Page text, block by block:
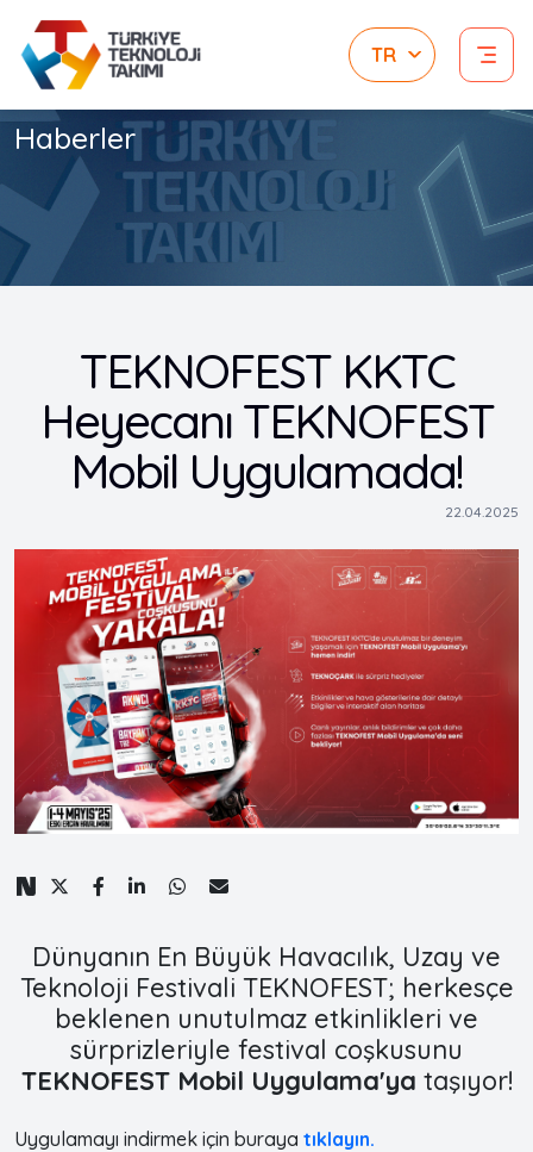
Haberler
TEKNOFEST KKTC
Heyecanı TEKNOFEST
Mobil Uygulamada!
22.04.2025
Dünyanın En Büyük Havacılık, Uzay ve
Teknoloji Festivali TEKNOFEST; herkesçe
beklenen unutulmaz etkinlikleri ve
sürprizleriyle festival coşkusunu
TEKNOFEST Mobil Uygulama'ya taşıyor!
Uygulamayı indirmek için buraya tıklayın.